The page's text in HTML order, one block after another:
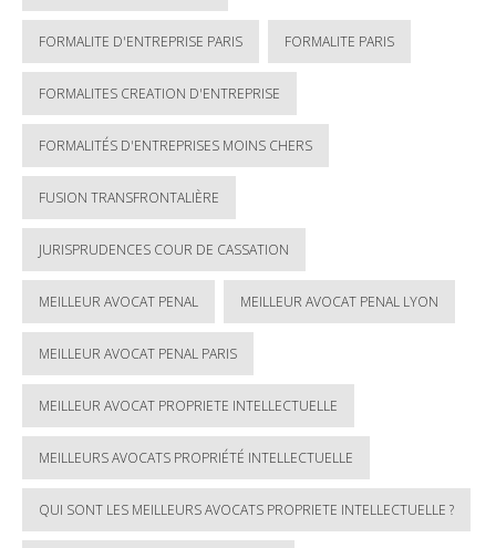
FORMALITE D'ENTREPRISE PARIS FORMALITE PARIS
FORMALITES CREATION D'ENTREPRISE
FORMALITÉS D'ENTREPRISES MOINS CHERS
FUSION TRANSFRONTALIÈRE
JURISPRUDENCES COUR DE CASSATION
MEILLEUR AVOCAT PENAL MEILLEUR AVOCAT PENAL LYON
MEILLEUR AVOCAT PENAL PARIS
MEILLEUR AVOCAT PROPRIETE INTELLECTUELLE
MEILLEURS AVOCATS PROPRIÉTÉ INTELLECTUELLE
QUI SONT LES MEILLEURS AVOCATS PROPRIETE INTELLECTUELLE ?